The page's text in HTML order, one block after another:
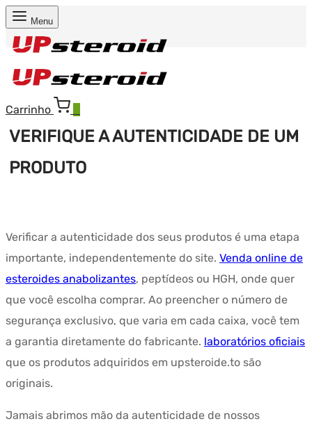
Menu
Carrinho
VERIFIQUE A AUTENTICIDADE DE UM
PRODUTO
Verificar a autenticidade dos seus produtos é uma etapa
importante, independentemente do site. Venda online de
esteroides anabolizantes, peptídeos ou HGH, onde quer
que você escolha comprar. Ao preencher o número de
segurança exclusivo, que varia em cada caixa, você tem
a garantia diretamente do fabricante. laboratórios oficiais
que os produtos adquiridos em upsteroide.to são
originais.
Jamais abrimos mão da autenticidade de nossos